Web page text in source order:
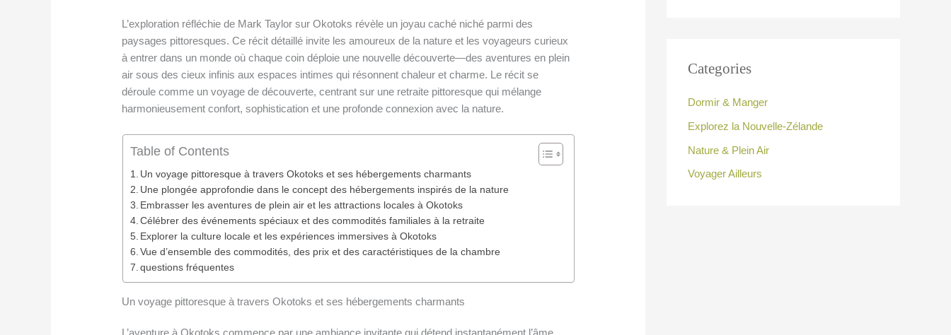
L’exploration réfléchie de Mark Taylor sur Okotoks révèle un joyau caché niché parmi des
paysages pittoresques. Ce récit détaillé invite les amoureux de la nature et les voyageurs curieux
à entrer dans un monde où chaque coin déploie une nouvelle découverte—des aventures en plein
air sous des cieux infinis aux espaces intimes qui résonnent chaleur et charme. Le récit se
déroule comme un voyage de découverte, centrant sur une retraite pittoresque qui mélange
harmonieusement confort, sophistication et une profonde connexion avec la nature.
Table of Contents
Un voyage pittoresque à travers Okotoks et ses hébergements charmants
Une plongée approfondie dans le concept des hébergements inspirés de la nature
Embrasser les aventures de plein air et les attractions locales à Okotoks
Célébrer des événements spéciaux et des commodités familiales à la retraite
Explorer la culture locale et les expériences immersives à Okotoks
Vue d’ensemble des commodités, des prix et des caractéristiques de la chambre
questions fréquentes
Un voyage pittoresque à travers Okotoks et ses hébergements charmants
L’aventure à Okotoks commence par une ambiance invitante qui détend instantanément l’âme
Categories
Dormir & Manger
Explorez la Nouvelle-Zélande
Nature & Plein Air
Voyager Ailleurs